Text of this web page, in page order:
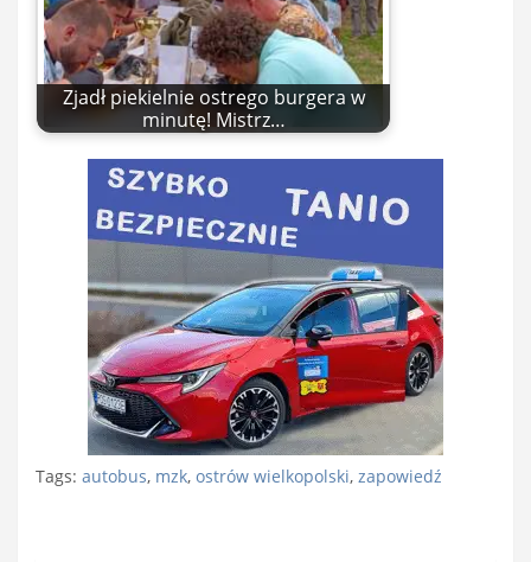
Zjadł piekielnie ostrego burgera w
minutę! Mistrz…
Tags: autobus, mzk, ostrów wielkopolski, zapowiedź